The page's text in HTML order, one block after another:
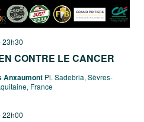
CONTRE LE CANCER
23h30
Anxaumont Pl. Sadebria, Sèvres-
France
22h00